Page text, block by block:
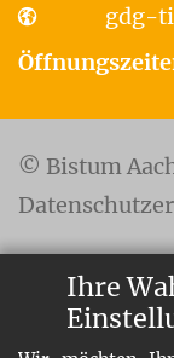
Ihre
gdg-
© Bistum